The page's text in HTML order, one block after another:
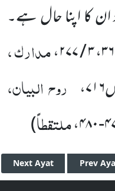
ان کا اپنا حال ہے۔
۳۶،۳ / ۲۷۷ ،مدارک ،
۷۱۶، روح البیان،
،ملتقطاً)
Next Ayat Prev